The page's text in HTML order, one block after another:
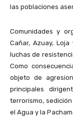
las poblaciones
Comunidades y
Cañar, Azuay,
luchas de
Como
objeto de
principales
terrorismo,
el Agua y la